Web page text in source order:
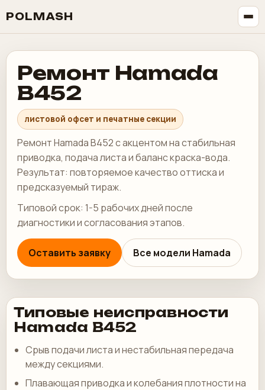
POLMASH
Ремонт Hamada
B452
листовой офсет и печатные секции
Ремонт Hamada B452 с акцентом на стабильная
приводка, подача листа и баланс краска-вода.
Результат: повторяемое качество оттиска и
предсказуемый тираж.
Типовой срок: 1-5 рабочих дней после
диагностики и согласования этапов.
Оставить заявку Все модели Hamada
Типовые неисправности
Hamada B452
Срыв подачи листа и нестабильная передача
между секциями.
Плавающая приводка и колебания плотности на